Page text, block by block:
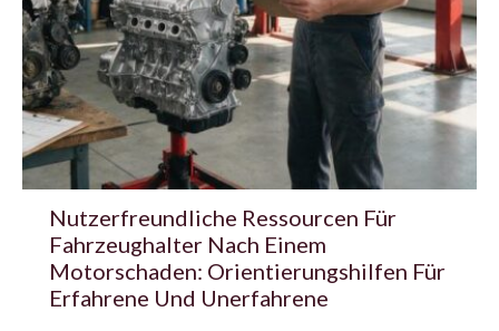
Nutzerfreundliche Ressourcen Für
Fahrzeughalter Nach Einem
Motorschaden: Orientierungshilfen Für
Erfahrene Und Unerfahrene